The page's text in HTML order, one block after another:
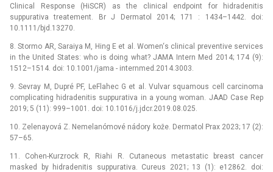
Clinical Response (HiSCR) as the clinical endpoint for hidradenitis
suppurativa treatement. Br J Dermatol 2014; 171 : 1434–1442. doi:
10.1111/bjd.13270.
8. Stormo AR, Saraiya M, Hing E et al. Women‘s clinical preventive services
in the United States: who is doing what? JAMA Intern Med 2014; 174 (9):
1512–1514. doi: 10.1001/jama -⁠ internmed.2014.3003.
9. Sevray M, Dupré PF, LeFlahec G et al. Vulvar squamous cell carcinoma
complicating hidradenitis suppurativa in a young woman. JAAD Case Rep
2019; 5 (11): 999–1001. doi: 10.1016/j.jdcr.2019.08.025.
10. Zelenayová Z. Nemelanómové nádory kože. Dermatol Prax 2023; 17 (2):
57–65.
11. Cohen-Kurzrock R, Riahi R. Cutaneous metastatic breast cancer
masked by hidradenitis suppurativa. Cureus 2021; 13 (1): e12862. doi: